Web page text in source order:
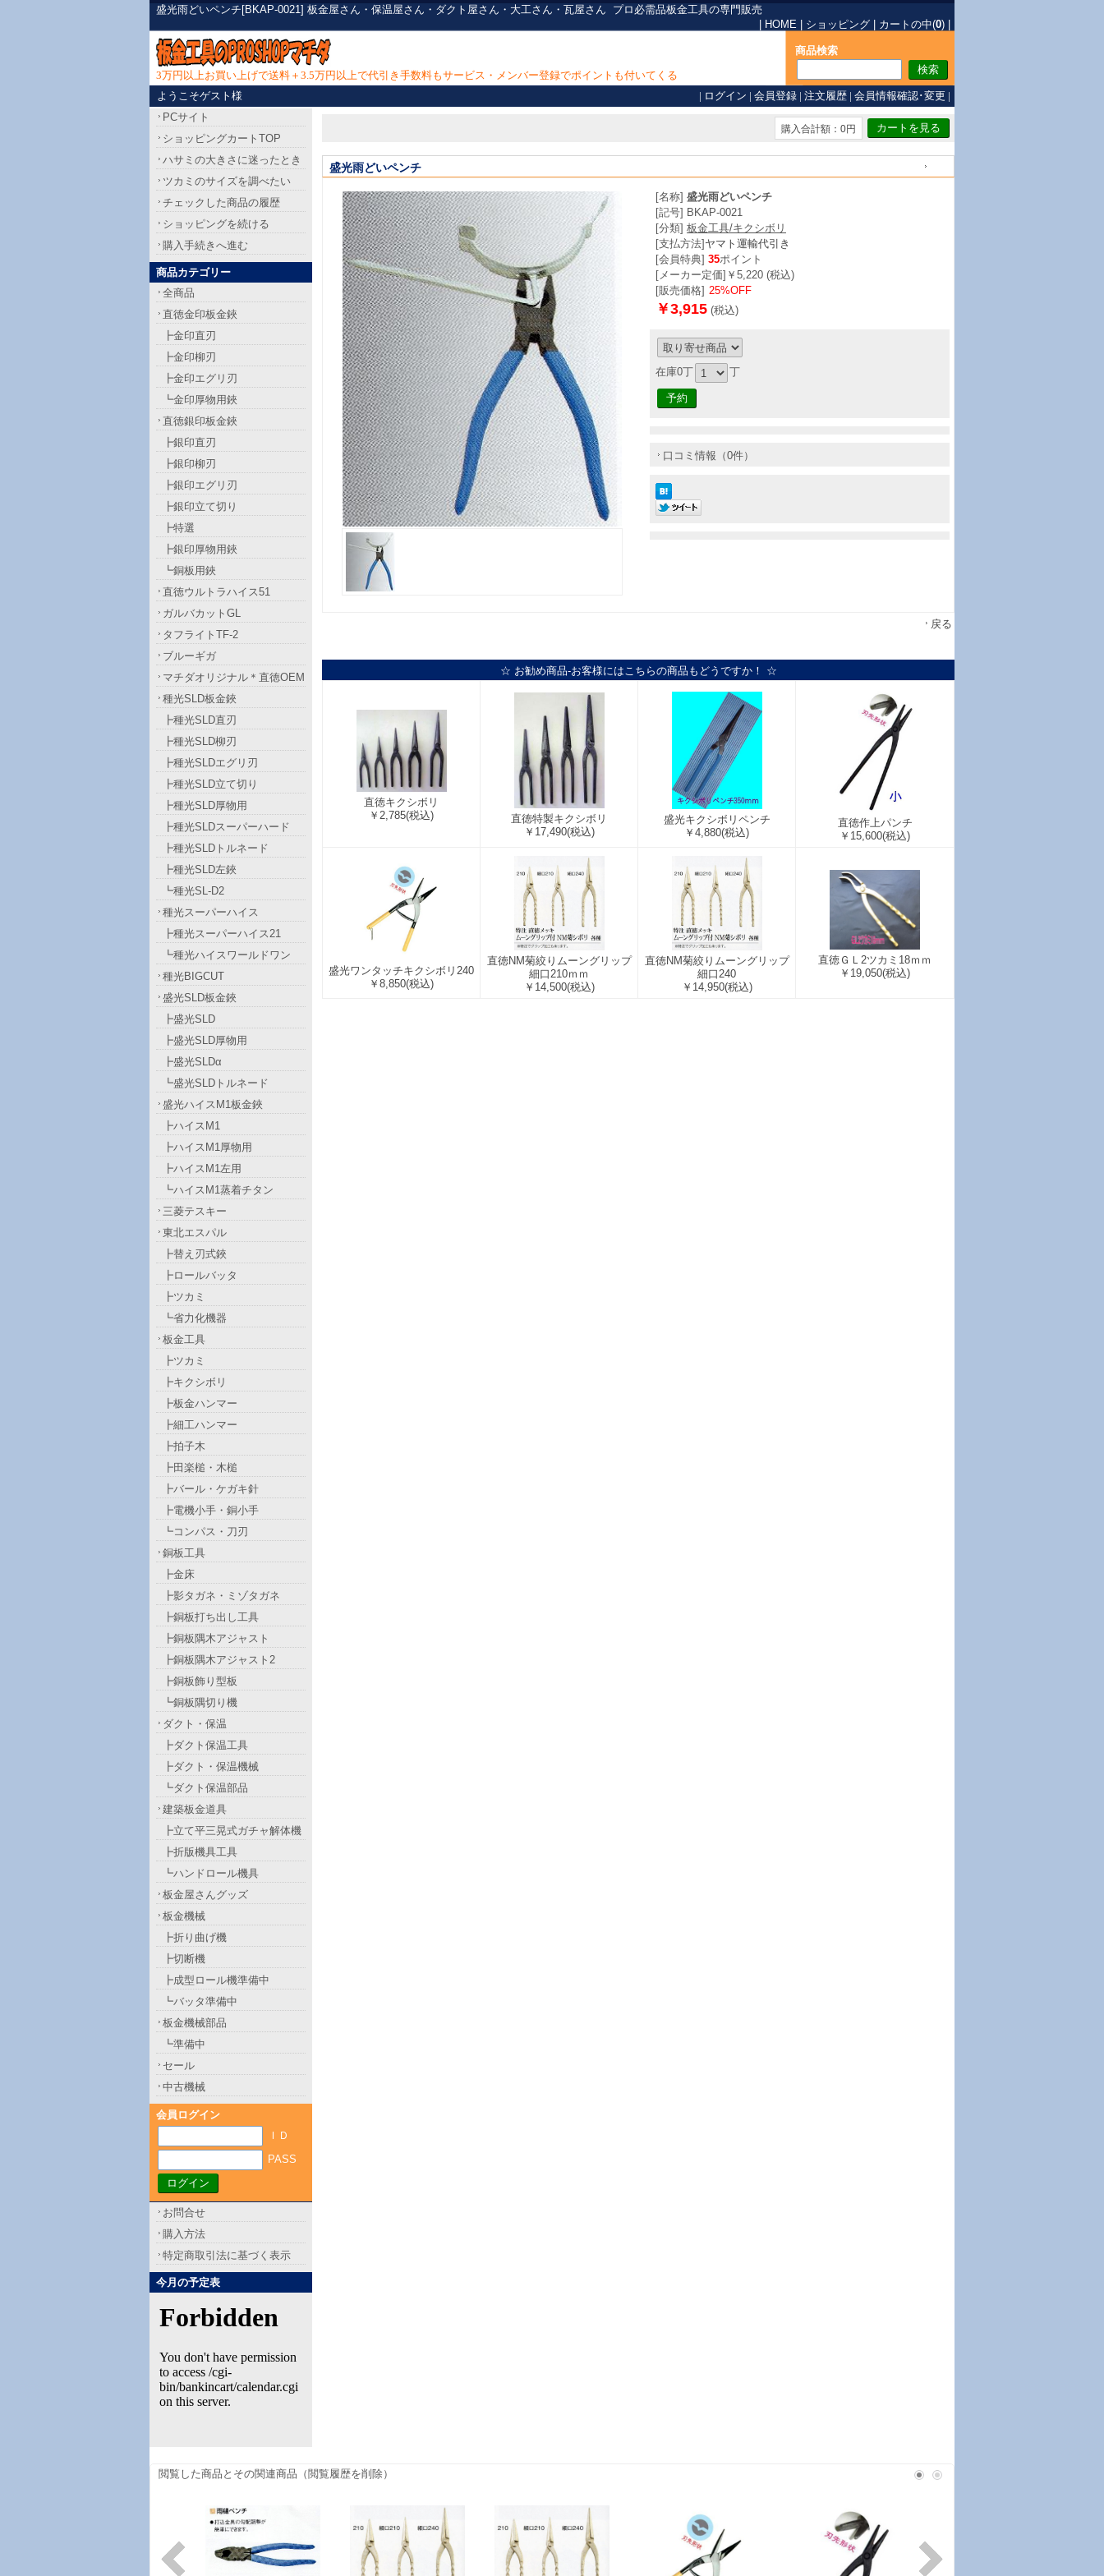
盛光雨どいペンチ[BKAP-0021] 板金屋さん・保温屋さん・ダクト屋さん・大工さん・瓦屋さん プロ必需品板金工具の専門販売
HOME ショッピング カートの中(0)
3万円以上お買い上げで送料＋3.5万円以上で代引き手数料もサービス・メンバー登録でポイントも付いてくる
商品検索
ようこそゲスト様 | ログイン | 会員登録 | 注文履歴 | 会員情報確認･変更 |
購入合計額：0円
盛光雨どいペンチ
[名称] 盛光雨どいペンチ
[記号] BKAP-0021
[分類] 板金工具/キクシボリ
[支払方法] ヤマト運輸代引き
[会員特典] 35ポイント
[メーカー定価]￥5,220 (税込)
[販売価格] 25%OFF
￥3,915 (税込)
在庫0丁 丁
口コミ情報（0件）
戻る
☆ お勧め商品-お客様にはこちらの商品もどうですか！ ☆
直徳キクシボリ
￥2,785(税込)
直徳特製キクシボリ
￥17,490(税込)
盛光キクシボリペンチ
￥4,880(税込)
直徳作上パンチ
￥15,600(税込)
盛光ワンタッチキクシボリ240
￥8,850(税込)
直徳NM菊絞りムーングリップ
細口210ｍｍ
￥14,500(税込)
直徳NM菊絞りムーングリップ
細口240
￥14,950(税込)
直徳ＧＬ2ツカミ18ｍｍ
￥19,050(税込)
PCサイト
ショッピングカートTOP
ハサミの大きさに迷ったとき
ツカミのサイズを調べたい
チェックした商品の履歴
ショッピングを続ける
購入手続きへ進む
商品カテゴリー
全商品
直徳金印板金鋏
┣金印直刃
┣金印柳刃
┣金印エグリ刃
┗金印厚物用鋏
直徳銀印板金鋏
┣銀印直刃
┣銀印柳刃
┣銀印エグリ刃
┣銀印立て切り
┣特選
┣銀印厚物用鋏
┗銅板用鋏
直徳ウルトラハイス51
ガルバカットGL
タフライトTF-2
ブルーギガ
マチダオリジナル＊直徳OEM
種光SLD板金鋏
┣種光SLD直刃
┣種光SLD柳刃
┣種光SLDエグリ刃
┣種光SLD立て切り
┣種光SLD厚物用
┣種光SLDスーパーハード
┣種光SLDトルネード
┣種光SLD左鋏
┗種光SL-D2
種光スーパーハイス
┣種光スーパーハイス21
┗種光ハイスワールドワン
種光BIGCUT
盛光SLD板金鋏
┣盛光SLD
┣盛光SLD厚物用
┣盛光SLDα
┗盛光SLDトルネード
盛光ハイスM1板金鋏
┣ハイスM1
┣ハイスM1厚物用
┣ハイスM1左用
┗ハイスM1蒸着チタン
三菱テスキー
東北エスパル
┣替え刃式鋏
┣ロールバッタ
┣ツカミ
┗省力化機器
板金工具
┣ツカミ
┣キクシボリ
┣板金ハンマー
┣細工ハンマー
┣拍子木
┣田楽槌・木槌
┣バール・ケガキ針
┣電機小手・銅小手
┗コンパス・刀刃
銅板工具
┣金床
┣影タガネ・ミゾタガネ
┣銅板打ち出し工具
┣銅板隅木アジャスト
┣銅板隅木アジャスト2
┣銅板飾り型板
┗銅板隅切り機
ダクト・保温
┣ダクト保温工具
┣ダクト・保温機械
┗ダクト保温部品
建築板金道具
┣立て平三晃式ガチャ解体機
┣折版機具工具
┗ハンドロール機具
板金屋さんグッズ
板金機械
┣折り曲げ機
┣切断機
┣成型ロール機準備中
┗バッタ準備中
板金機械部品
┗準備中
セール
中古機械
会員ログイン
ＩＤ
PASS
お問合せ
購入方法
特定商取引法に基づく表示
今月の予定表